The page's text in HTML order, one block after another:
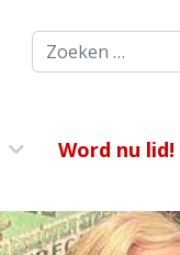
Zoeken
Word nu lid!